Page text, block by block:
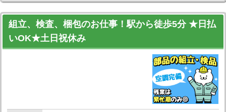
組立、検査、梱包のお仕事！駅から徒歩5分 ★日払
いOK★土日祝休み